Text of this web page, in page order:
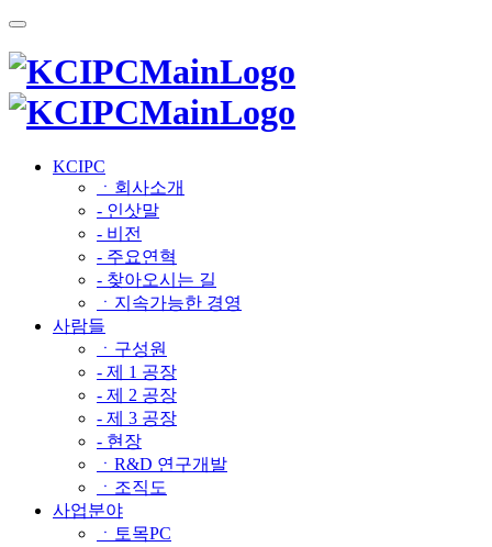
KCIPC
ㆍ회사소개
- 인삿말
- 비전
- 주요연혁
- 찾아오시는 길
ㆍ지속가능한 경영
사람들
ㆍ구성원
- 제 1 공장
- 제 2 공장
- 제 3 공장
- 현장
ㆍR&D 연구개발
ㆍ조직도
사업분야
ㆍ토목PC